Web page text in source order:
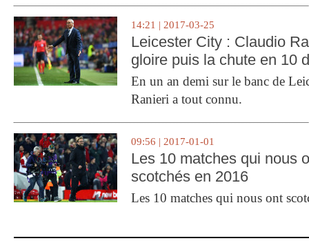
14:21 | 2017-03-25
Leicester City : Claudio
gloire puis la chute en 10
En un an demi sur le banc de
Ranieri a tout connu.
09:56 | 2017-01-01
Les 10 matches qui nous
scotchés en 2016
Les 10 matches qui nous ont